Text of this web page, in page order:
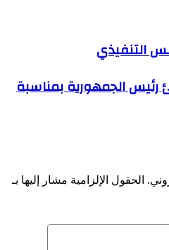
التنفيذي
رئيس الجمهورية بمناسبة
الحقول الإلزامية مشار إليها بـ